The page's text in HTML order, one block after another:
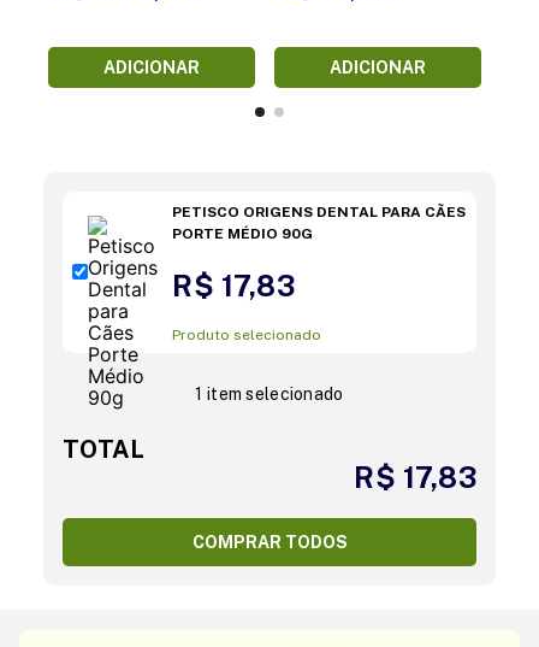
ADICIONAR ADICIONAR
PETISCO ORIGENS DENTAL PARA CÃES
PORTE MÉDIO 90G
R$ 17,83
Produto selecionado
1 item selecionado
TOTAL
R$ 17,83
COMPRAR TODOS